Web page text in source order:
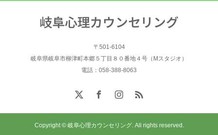
岐阜心理カウンセリング
〒501-6104
岐阜県岐阜市柳津町本郷５丁目８０番地４号（Mスタジオ）
電話：058-388-8063
Copyright © 岐阜心理カウンセリング. All rights reserved.